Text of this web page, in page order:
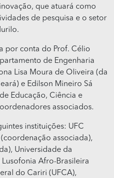
que atuará como
de pesquisa e o setor
por conta do Prof. Célio
de Engenharia
Lisa Moura de Oliveira (da
e Edilson Mineiro Sá
Educação, Ciência e
associados.
instituições: UFC
associada),
Universidade da
Afro-Brasileira
do Cariri (UFCA),